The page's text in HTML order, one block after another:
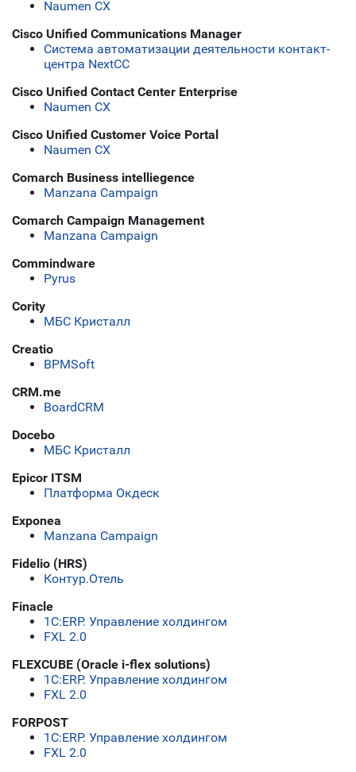
Naumen CX
Cisco Unified Communications Manager
Система автоматизации деятельности контакт-
центра NextCC
Cisco Unified Contact Center Enterprise
Naumen CX
Cisco Unified Customer Voice Portal
Naumen CX
Comarch Business intelliegence
Manzana Campaign
Comarch Campaign Management
Manzana Campaign
Commindware
Pyrus
Cority
МБС Кристалл
Creatio
BPMSoft
CRM.me
BoardCRM
Docebo
МБС Кристалл
Epicor ITSM
Платформа Окдеск
Exponea
Manzana Campaign
Fidelio (HRS)
Контур.Отель
Finacle
1С:ERP. Управление холдингом
FXL 2.0
FLEXCUBE (Oracle i-flex solutions)
1С:ERP. Управление холдингом
FXL 2.0
FORPOST
1С:ERP. Управление холдингом
FXL 2.0